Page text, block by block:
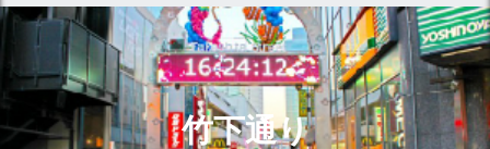
竹下通り